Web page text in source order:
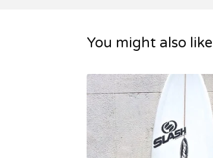
You might also like